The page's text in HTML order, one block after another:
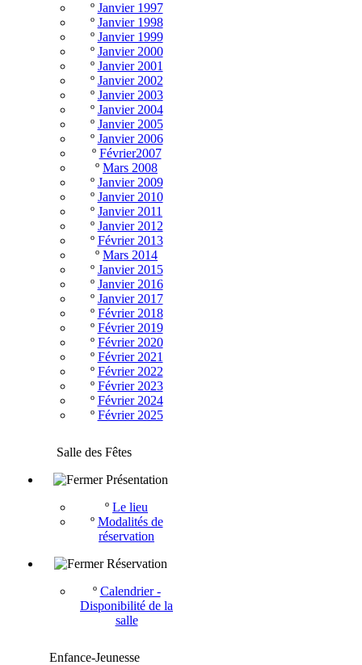
º Janvier 1997
º Janvier 1998
º Janvier 1999
º Janvier 2000
º Janvier 2001
º Janvier 2002
º Janvier 2003
º Janvier 2004
º Janvier 2005
º Janvier 2006
º Février2007
º Mars 2008
º Janvier 2009
º Janvier 2010
º Janvier 2011
º Janvier 2012
º Février 2013
º Mars 2014
º Janvier 2015
º Janvier 2016
º Janvier 2017
º Février 2018
º Février 2019
º Février 2020
º Février 2021
º Février 2022
º Février 2023
º Février 2024
º Février 2025
Salle des Fêtes
Présentation
º Le lieu
º Modalités de
réservation
Réservation
º Calendrier -
Disponibilité de la
salle
Enfance-Jeunesse